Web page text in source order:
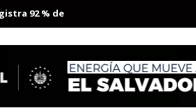
% de avance en obras de terracería